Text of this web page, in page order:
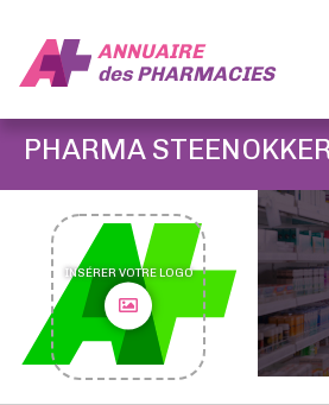
ANNUAIRE
desPHARMACIES
PHARMA
INSÉRER VOTRE LOGO